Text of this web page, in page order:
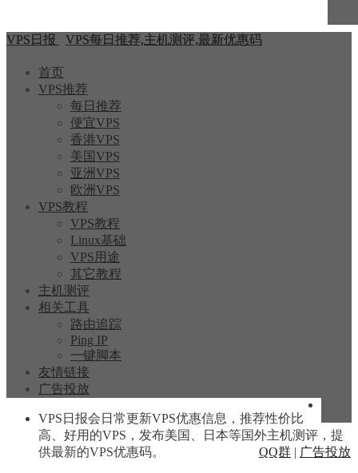
VPS日报 VPS每日推荐,主机测评,最新优惠码
首页
VPS推荐
每日推荐
便宜VPS
香港VPS
美国VPS
亚洲VPS
欧洲VPS
VPS教程
VPS教程
Linux基础
VPS用途
其它教程
主机测评
相关工具
路由追踪
Ping IP
一键脚本
友情链接
广告投放
VPS日报会日常更新VPS优惠信息，推荐性价比
高、好用的VPS，发布美国、日本等国外主机测评，提
供最新的VPS优惠码。
QQ群 | 广告投放